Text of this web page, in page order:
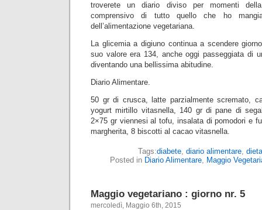
troverete un diario diviso per momenti
comprensivo di tutto quello che ho
dell’alimentazione vegetariana.
La glicemia a digiuno continua a scendere
suo valore era 134, anche oggi passeggiata di
diventando una bellissima abitudine.
Diario Alimentare.
50 gr di crusca, latte parzialmente scremato,
yogurt mirtillo vitasnella, 140 gr di pane di
2×75 gr viennesi al tofu, insalata di pomodori e
margherita, 8 biscotti al cacao vitasnella.
Tags:diabete, diario alimentare, dieta
Posted in Diario Alimentare, Maggio
Maggio vegetariano : giorno nr. 5
mercoledì, Maggio 6th, 2015